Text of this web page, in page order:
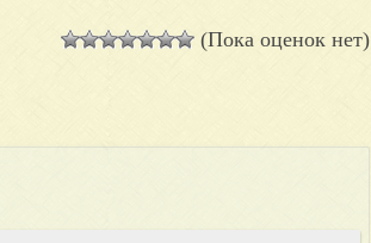
(Пока оценок нет)